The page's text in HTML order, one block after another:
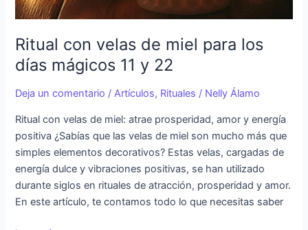
Ritual con velas de miel para los
días mágicos 11 y 22
Deja un comentario /Artículos, Rituales / Nelly Álamo
Ritual con velas de miel: atrae prosperidad, amor y energía
positiva ¿Sabías que las velas de miel son mucho más que
simples elementos decorativos? Estas velas, cargadas de
energía dulce y vibraciones positivas, se han utilizado
durante siglos en rituales de atracción, prosperidad y amor.
En este artículo, te contamos todo lo que necesitas saber
11
22